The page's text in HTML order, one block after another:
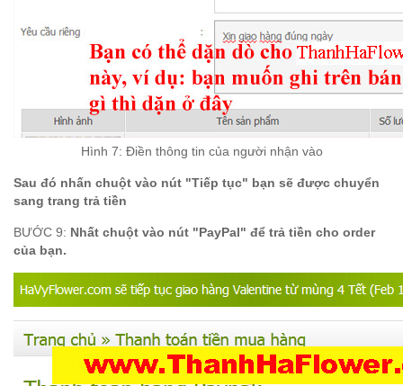
Hình 7: Điền thông tin của người nhận vào
Sau đó nhấn chuột vào nút "Tiếp tục" bạn sẽ được chuyển
sang trang trả tiền
BƯỚC 9: Nhất chuột vào nút "PayPal" để trả tiền cho order
của bạn.